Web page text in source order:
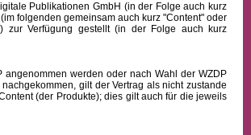
Publikationen GmbH (in der Folge auch kurz
folgenden gemeinsam auch kurz "Content" oder
zur Verfügung gestellt (in der Folge auch kurz
werden oder nach Wahl der WZDP
gilt der Vertrag als nicht zustande
(der Produkte); dies gilt auch für die jeweils